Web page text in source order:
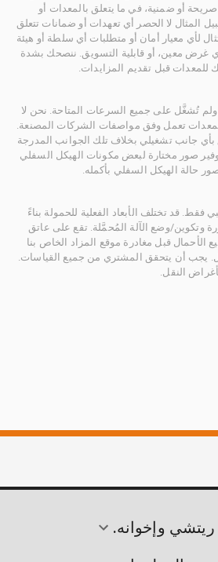
أو ضمنية، في ما يتعلق بالمعدات أو
المثال لا الحصر أي تعهدات أو ضمانات تتعلق
لأي معيار أمان أو متطلبات أي سلطة أو هيئة
غرض معين، أو قابلية التسويق. ننصحك بشدة
قبل تقديم المزايدات.
تُشغَّل على جميع السرعات المتاحة. نحن لا
تعمل وفق مواصفات الشركات المصنعة.
جانب تشغيلي بخلاف تلك الجوانب المدرجة
صور مختارة لبعض مكونات الهيكل السفلي
حالة الهيكل السفلي بأكمله.
قد تختلف الأبعاد الفعلية للحمولة بناءً
وتكوين/وضع الآلة المُحمَّلة. تقع على عاتق
قبل مغادرة موقع المزاد الخاص بنا
يجب أن يتحقق المشتري من جميع القياسات.
النقل.
وإخوانه.